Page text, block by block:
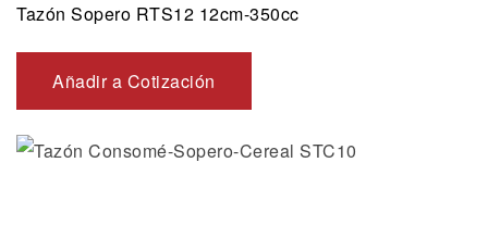
Tazón Sopero RTS12 12cm-350cc
Añadir a Cotización